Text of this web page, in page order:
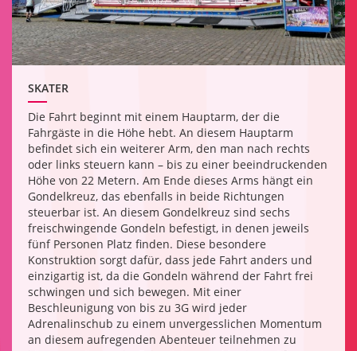
SKATER
Die Fahrt beginnt mit einem Hauptarm, der die
Fahrgäste in die Höhe hebt. An diesem Hauptarm
befindet sich ein weiterer Arm, den man nach rechts
oder links steuern kann – bis zu einer beeindruckenden
Höhe von 22 Metern. Am Ende dieses Arms hängt ein
Gondelkreuz, das ebenfalls in beide Richtungen
steuerbar ist. An diesem Gondelkreuz sind sechs
freischwingende Gondeln befestigt, in denen jeweils
fünf Personen Platz finden. Diese besondere
Konstruktion sorgt dafür, dass jede Fahrt anders und
einzigartig ist, da die Gondeln während der Fahrt frei
schwingen und sich bewegen. Mit einer
Beschleunigung von bis zu 3G wird jeder
Adrenalinschub zu einem unvergesslichen Momentum
an diesem aufregenden Abenteuer teilnehmen zu